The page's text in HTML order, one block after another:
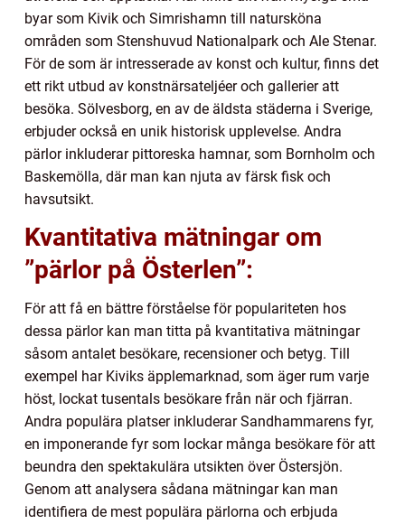
byar som Kivik och Simrishamn till natursköna
områden som Stenshuvud Nationalpark och Ale Stenar.
För de som är intresserade av konst och kultur, finns det
ett rikt utbud av konstnärsateljéer och gallerier att
besöka. Sölvesborg, en av de äldsta städerna i Sverige,
erbjuder också en unik historisk upplevelse. Andra
pärlor inkluderar pittoreska hamnar, som Bornholm och
Baskemölla, där man kan njuta av färsk fisk och
havsutsikt.
Kvantitativa mätningar om
”pärlor på Österlen”:
För att få en bättre förståelse för populariteten hos
dessa pärlor kan man titta på kvantitativa mätningar
såsom antalet besökare, recensioner och betyg. Till
exempel har Kiviks äpplemarknad, som äger rum varje
höst, lockat tusentals besökare från när och fjärran.
Andra populära platser inkluderar Sandhammarens fyr,
en imponerande fyr som lockar många besökare för att
beundra den spektakulära utsikten över Östersjön.
Genom att analysera sådana mätningar kan man
identifiera de mest populära pärlorna och erbjuda